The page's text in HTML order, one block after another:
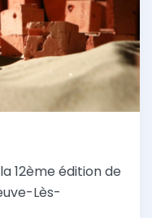
12ème édition de
Lès-